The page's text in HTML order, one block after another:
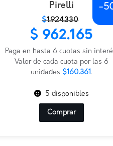
Pirelli
$1.924.330
era:
$1.924.330.
es:
$962.165.
$ 962.165
Paga en hasta 6 cuotas sin
Valor de cada cuota por las 6
unidades $160.361.
-
5 disponibles
Comprar